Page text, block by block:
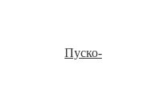
Пуско-